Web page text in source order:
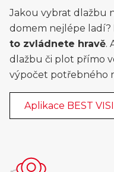
Jakou vybrat dlažbu
domem nejlépe ladí?
to zvládnete hravě.
dlažbu či plot přímo
výpočet potřebného
Aplikace BEST